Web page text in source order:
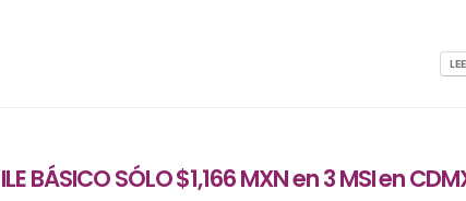
ILE BÁSICO SÓLO $1,166 MXN en 3 MSI en